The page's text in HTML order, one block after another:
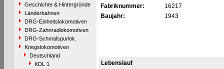
Geschichte & Hintergründe
Länderbahnen
DRG-Einheitslokomotiven
DRG-Zahnradlokomotiven
DRG-Schmalspurlok.
Kriegslokomotiven
Deutschland
KDL 1
Fabriknummer:
16217
Baujahr:
1943
Lebenslauf